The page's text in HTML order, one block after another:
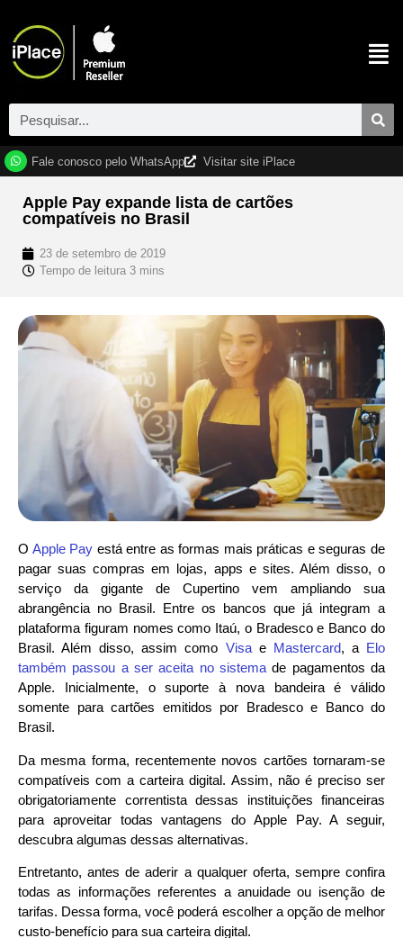
Fale conosco pelo WhatsApp Visitar site iPlace
Apple Pay expande lista de cartões
compatíveis no Brasil
23 de setembro de 2019
O Apple Pay está entre as formas mais práticas e seguras de
pagar suas compras em lojas, apps e sites. Além disso, o
serviço da gigante de Cupertino vem ampliando sua
abrangência no Brasil. Entre os bancos que já integram a
plataforma figuram nomes como Itaú, o Bradesco e Banco do
Brasil. Além disso, assim como Visae Mastercard, a Elo
também passou a ser aceita no sistemade pagamentos da
Apple. Inicialmente, o suporte à nova bandeira é válido
somente para cartões emitidos por Bradesco e Banco do
Brasil.
Da mesma forma, recentemente novos cartões tornaram-se
compatíveis com a carteira digital. Assim, não é preciso ser
obrigatoriamente correntista dessas instituições financeiras
para aproveitar todas vantagens do Apple Pay. A seguir,
descubra algumas dessas alternativas.
Entretanto, antes de aderir a qualquer oferta, sempre confira
todas as informações referentes a anuidade ou isenção de
tarifas. Dessa forma, você poderá escolher a opção de melhor
custo-benefício para sua carteira digital.